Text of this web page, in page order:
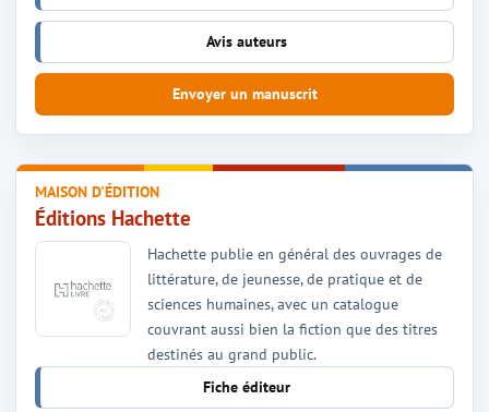
Avis auteurs
Envoyer un manuscrit
MAISON D'ÉDITION
Éditions Hachette
Hachette publie en général des ouvrages de
littérature, de jeunesse, de pratique et de
sciences humaines, avec un catalogue
couvrant aussi bien la fiction que des titres
destinés au grand public.
Fiche éditeur